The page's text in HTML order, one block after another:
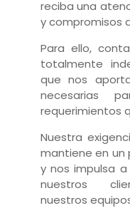
reciba una
y compromisos
Para ello,
totalmente
que nos
necesarias
requerimientos
Nuestra
mantiene en
y nos impulsa
nuestros
nuestros